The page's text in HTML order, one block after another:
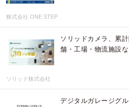
株式会社 ONE STEP
ソリッドカメラ、累
舗・工場・物流施設
ソリッド株式会社
デジタルガレージグ